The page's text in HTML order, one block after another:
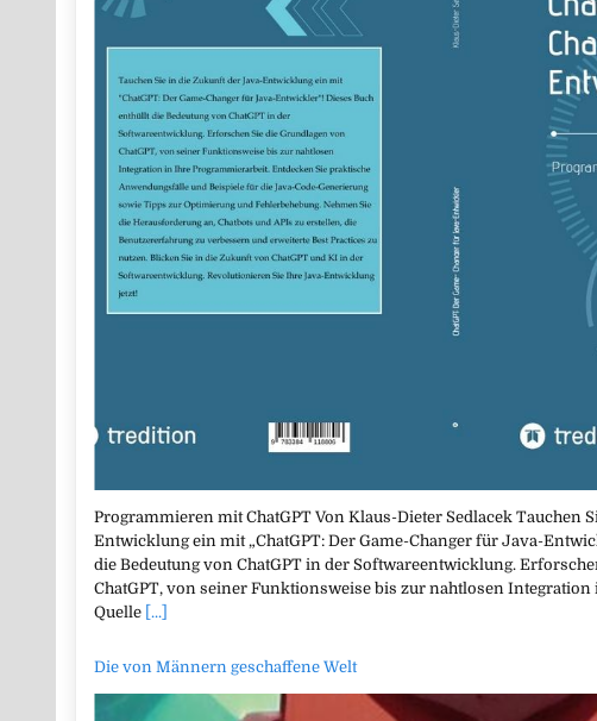
Programmieren mit ChatGPT Von Klaus-Dieter Sedlacek Tauchen
Entwicklung ein mit „ChatGPT: Der Game-Changer für Java-
die Bedeutung von ChatGPT in der Softwareentwicklung.
ChatGPT, von seiner Funktionsweise bis zur nahtlosen
Quelle [...]
Die von Männern geschaffene Welt